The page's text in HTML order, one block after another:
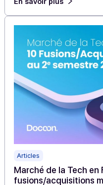
Marché de la Tech
fusions/
semestre 2025
Dans le secteur
essentiel pour rester
investissements en
En savoir plus